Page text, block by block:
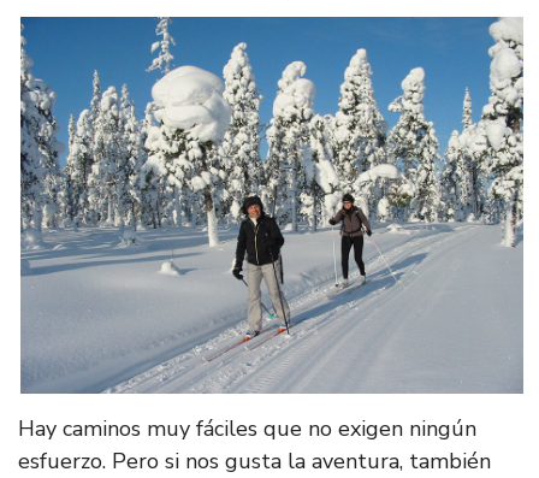
Hay caminos muy fáciles que no exigen ningún
esfuerzo. Pero si nos gusta la aventura, también